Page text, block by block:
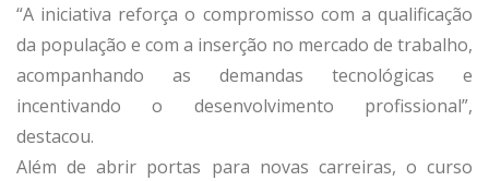
“A iniciativa reforça o compromisso com a qualificação
da população e com a inserção no mercado de trabalho,
acompanhando as demandas tecnológicas e
incentivando o desenvolvimento profissional”,
destacou.
Além de abrir portas para novas carreiras, o curso